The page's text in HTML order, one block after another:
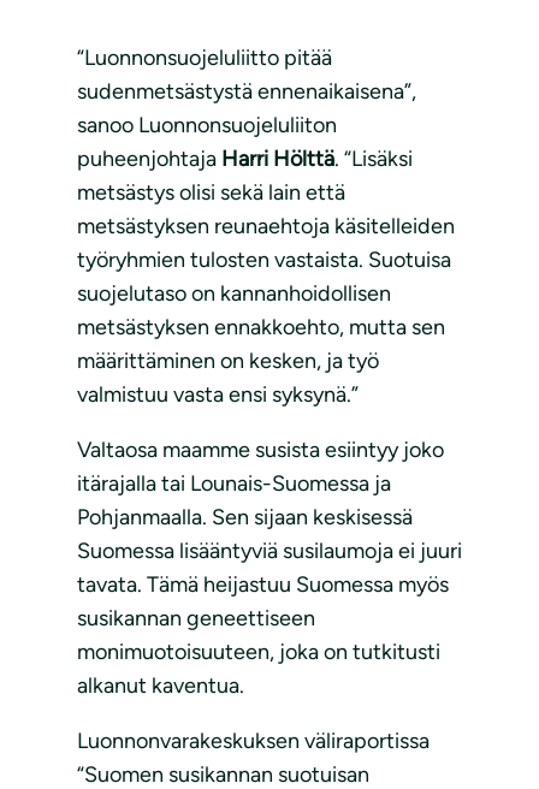
“Luonnonsuojeluliitto pitää
sudenmetsästystä ennenaikaisena”,
sanoo Luonnonsuojeluliiton
puheenjohtaja Harri Hölttä. “Lisäksi
metsästys olisi sekä lain että
metsästyksen reunaehtoja käsitelleiden
työryhmien tulosten vastaista. Suotuisa
suojelutaso on kannanhoidollisen
metsästyksen ennakkoehto, mutta sen
määrittäminen on kesken, ja työ
valmistuu vasta ensi syksynä.”
Valtaosa maamme susista esiintyy joko
itärajalla tai Lounais-Suomessa ja
Pohjanmaalla. Sen sijaan keskisessä
Suomessa lisääntyviä susilaumoja ei juuri
tavata. Tämä heijastuu Suomessa myös
susikannan geneettiseen
monimuotoisuuteen, joka on tutkitusti
alkanut kaventua.
Luonnonvarakeskuksen väliraportissa
“Suomen susikannan suotuisan